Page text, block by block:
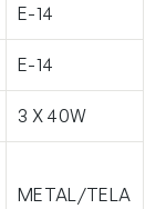
E-14
E-14
3 X 40W
METAL/TELA